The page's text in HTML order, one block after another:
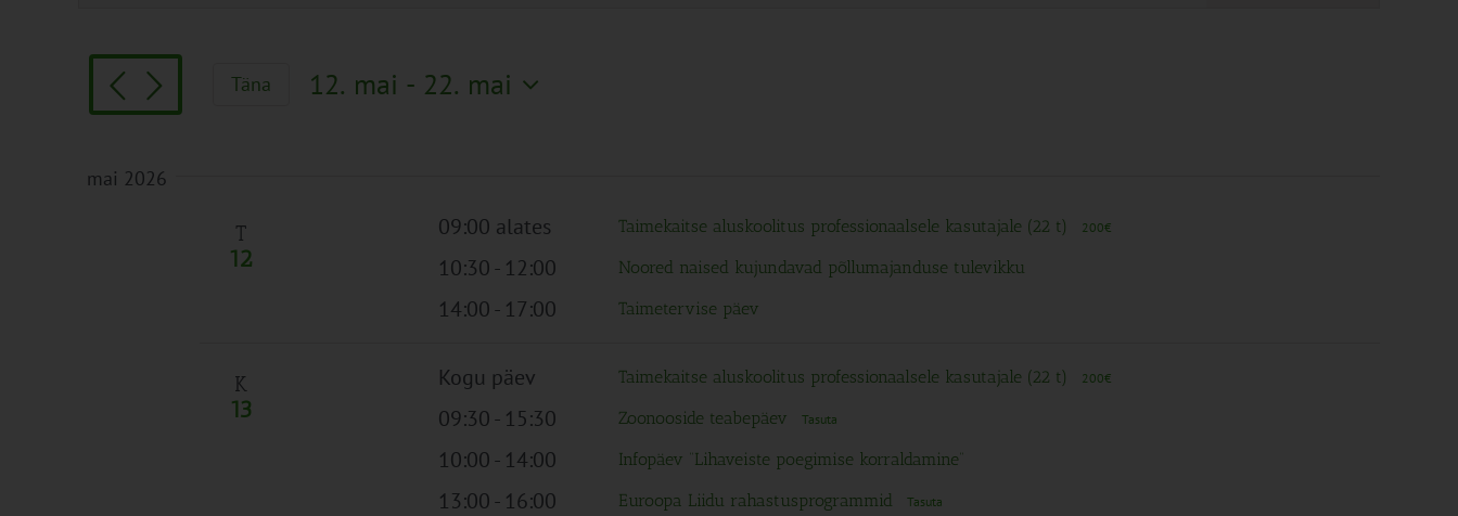
Views
Navigation
for
Sündmused
by
Täna 12. mai - 22. mai
mai 2026
T
12
09:00 alates Taimekaitse aluskoolitus professionaalsele kasutajale (22 t) 200€
10:30- 12:00 Noored naised kujundavad põllumajanduse tulevikku
14:00- 17:00 Taimetervise päev
K
13
Kogu päev Taimekaitse aluskoolitus professionaalsele kasutajale (22 t) 200€
09:30- 15:30 Zoonooside teabepäev Tasuta
10:00- 14:00 Infopäev “Lihaveiste poegimise korraldamine”
13:00- 16:00 Euroopa Liidu rahastusprogrammid Tasuta